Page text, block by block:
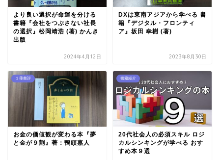
より良い選択が命運を分ける
書籍『会社をつぶさない社長
の選択』松岡靖浩 (著) かんき
出版
2024年4月12日
DXは東南アジアから学べる 書
籍『デジタル・フロンティ
ア』坂田 幸樹 (著)
2023年8月30日
１冊書評
お金の価値観が変わる本『夢
と金が９割』著：鴨頭嘉人
書籍紹介
20代社会人の必須スキル ロジ
カルシンキングが学べる おす
すめ本９選